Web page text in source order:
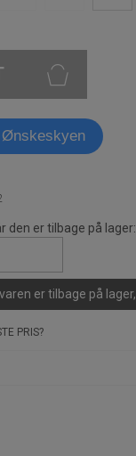
den er tilbage på lager:
er tilbage på lager,
PRIS?